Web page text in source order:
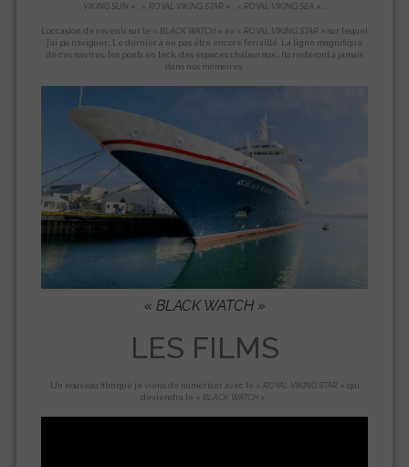
VIKING SUN» , « ROYAL VIKING STAR » , « ROYAL VIKING SEA » …
L’occasion de revenir sur le « BLACK WATCH » ex « ROYAL VIKING STAR » sur lequel
j’ai pu naviguer… Le dernier à ne pas être encore ferraillé. La ligne magnifique
de ces navires, les ponts en teck, des espaces chaleureux… Ils resteront à jamais
dans nos mémoires.
« BLACK WATCH »
LES FILMS
Un nouveau film que je viens de numériser avec le « ROYAL VIKING STAR » qui
deviendra le «
BLACK WATCH » .